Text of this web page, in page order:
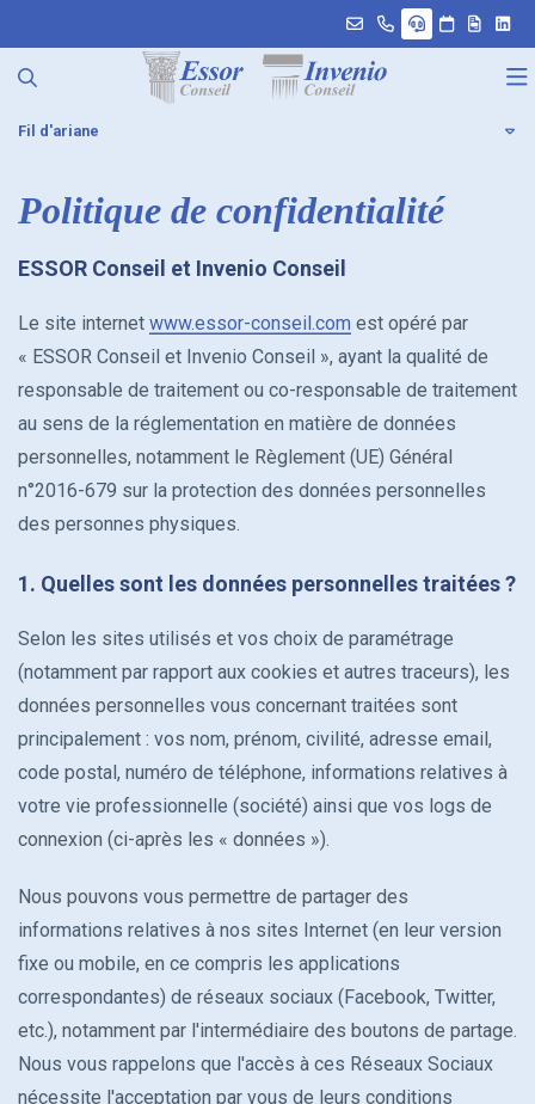
Le cabinet
Notre histoire
Nos bureaux
Nos équipes
Nos partenaires
Nous rejoindre
Nos services
INVESTISSEMENTS IMMOBILIERS
Dispositif LLI
Loi Jeanbrun – Statut du bailleur privé
PLACEMENTS FINANCIERS
Assurance-vie
Retraite
Patrimoine professionnel
Transmission de patrimoine
Les produits Structurés sur mesure
Assurance emprunteur
Nos offres
Bilan patrimonial
Courtage crédit
Assistance à la déclaration d’impôts
Vos actus patrimoine
Actualités
Bourse
Simulateurs
Recherche
Blog
Accès client
Fil d'ariane
Politique de confidentialité
ESSOR Conseil et Invenio Conseil
Le site internet www.essor-conseil.com est opéré par
« ESSOR Conseil et Invenio Conseil », ayant la qualité de
responsable de traitement ou co-responsable de traitement
au sens de la réglementation en matière de données
personnelles, notamment le Règlement (UE) Général
n°2016-679 sur la protection des données personnelles
des personnes physiques.
1. Quelles sont les données personnelles traitées ?
Selon les sites utilisés et vos choix de paramétrage
(notamment par rapport aux cookies et autres traceurs), les
données personnelles vous concernant traitées sont
principalement : vos nom, prénom, civilité, adresse email,
code postal, numéro de téléphone, informations relatives à
votre vie professionnelle (société) ainsi que vos logs de
connexion (ci-après les « données »).
Nous pouvons vous permettre de partager des
informations relatives à nos sites Internet (en leur version
fixe ou mobile, en ce compris les applications
correspondantes) de réseaux sociaux (Facebook, Twitter,
etc.), notamment par l'intermédiaire des boutons de partage.
Nous vous rappelons que l'accès à ces Réseaux Sociaux
nécessite l'acceptation par vous de leurs conditions